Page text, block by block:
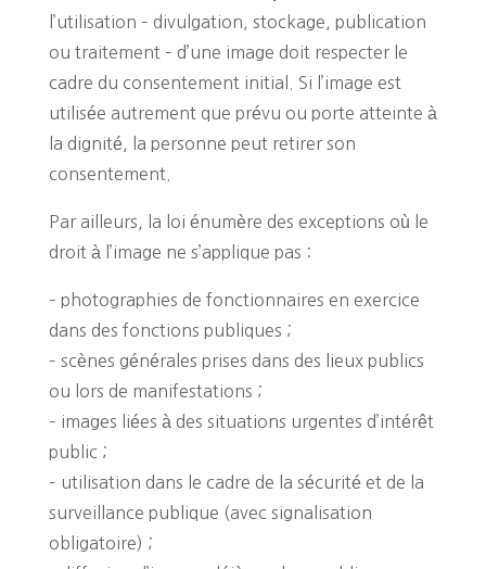
l’utilisation – divulgation, stockage, publication
ou traitement – d’une image doit respecter le
cadre du consentement initial. Si l’image est
utilisée autrement que prévu ou porte atteinte à
la dignité, la personne peut retirer son
consentement.
Par ailleurs, la loi énumère des exceptions où le
droit à l’image ne s’applique pas :
– photographies de fonctionnaires en exercice
dans des fonctions publiques ;
– scènes générales prises dans des lieux publics
ou lors de manifestations ;
– images liées à des situations urgentes d’intérêt
public ;
– utilisation dans le cadre de la sécurité et de la
surveillance publique (avec signalisation
obligatoire) ;